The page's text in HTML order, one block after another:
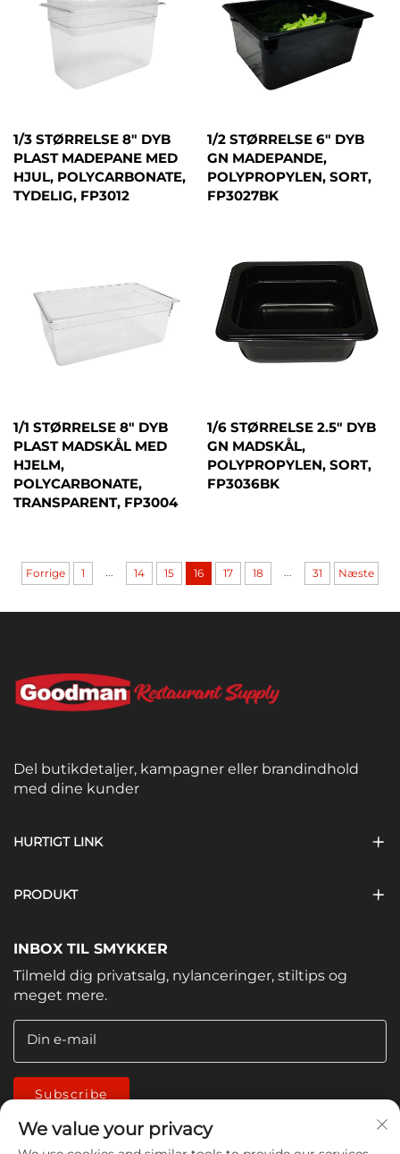
1/3 STØRRELSE 8" DYB
PLAST MADEPANE MED
HJUL, POLYCARBONATE,
TYDELIG, FP3012
1/2 STØRRELSE 6" DYB
GN MADEPANDE,
POLYPROPYLEN, SORT,
FP3027BK
1/1 STØRRELSE 8" DYB
PLAST MADSKÅL MED
HJELM,
POLYCARBONATE,
TRANSPARENT, FP3004
1/6 STØRRELSE 2.5" DYB
GN MADSKÅL,
POLYPROPYLEN, SORT,
FP3036BK
Forrige 1 ... 14 15 16 17 18 ... 31 Næste
Del butikdetaljer, kampagner eller brandindhold
med dine kunder
HURTIGT LINK
PRODUKT
INBOX TIL SMYKKER
Tilmeld dig privatsalg, nylanceringer, stiltips og
meget mere.
Din e-mail
Subscribe
We value your privacy